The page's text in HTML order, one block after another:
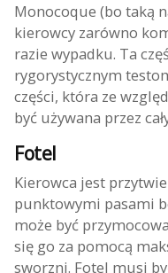
Monocoque (bo taką
kierowcy zarówno
razie wypadku. Ta
rygorystycznym
części, która ze
być używana przez
Fotel
Kierowca jest
punktowymi pasami
może być
się go za pomocą
sworzni. Fotel musi